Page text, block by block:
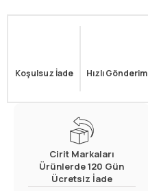
Koşulsuz İade Hızlı Gönderim
Cirit Markaları
Ürünlerde 120 Gün
Ücretsiz İade